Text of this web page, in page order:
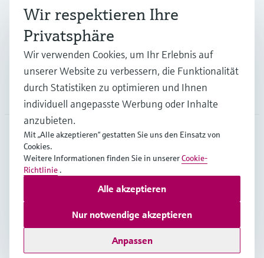
Branchen
Support
Unternehmen
BEL
Copyright © Endress+Hauser Group Services AG
General terms and conditions
Wir respektieren Ihre
Privatsphäre
Wir verwenden Cookies, um Ihr Erlebnis auf
unserer Website zu verbessern, die Funktionalität
durch Statistiken zu optimieren und Ihnen
individuell angepasste Werbung oder Inhalte
anzubieten.
Mit „Alle akzeptieren“ gestatten Sie uns den Einsatz von
Cookies.
Weitere Informationen finden Sie in unsererCookie-
Richtlinie .
Anpassen
Nur notwendige akzeptieren
Alle akzeptieren